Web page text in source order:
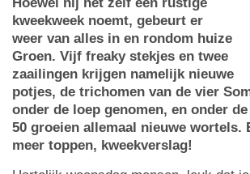
kweekweek noemt, gebeurt er
weer van alles in en rondom huize
Groen. Vijf freaky stekjes en twee
zaailingen krijgen namelijk nieuwe
potjes, de trichomen van de vier
onder de loep genomen, en onder
50 groeien allemaal nieuwe wortels.
meer toppen, kweekverslag!